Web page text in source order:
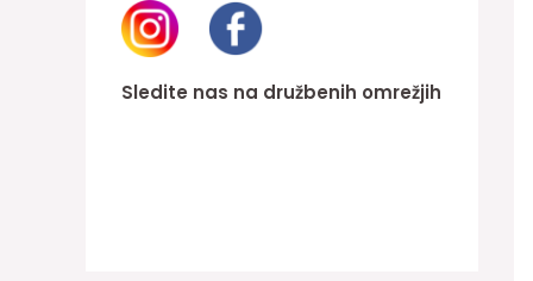
Sledite nas na družbenih omrežjih